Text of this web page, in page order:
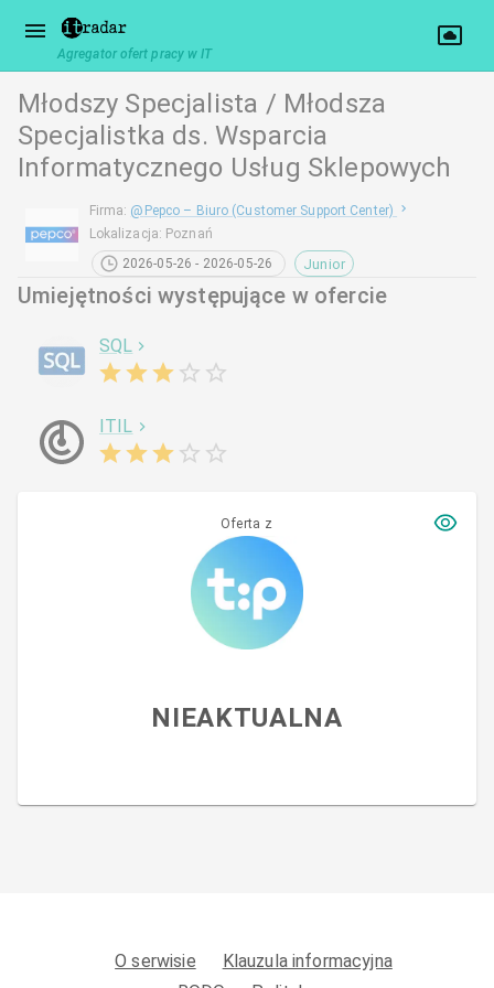
Agregator ofert pracy w IT
Młodszy Specjalista / Młodsza
Specjalistka ds. Wsparcia
Informatycznego Usług Sklepowych
Firma: @ Pepco – Biuro (Customer Support Center)
Lokalizacja: Poznań
2026-05-26 - 2026-05-26
Junior
Umiejętności występujące w ofercie
SQL
ITIL
Oferta z
NIEAKTUALNA
O serwisie
Klauzula informacyjna